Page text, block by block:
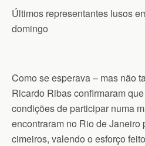
Últimos representantes lusos
domingo
Como se esperava – mas não
Ricardo Ribas confirmaram
condições de participar numa
encontraram no Rio de Janeiro
cimeiros, valendo o esforço